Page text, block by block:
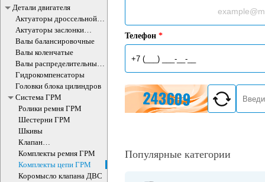
Детали двигателя
Актуаторы дроссельной
заслонки
Актуаторы заслонки
впускного коллектора
Валы балансировочные
Валы коленчатые
Валы распределительные
ДВС
Гидрокомпенсаторы
Головки блока цилиндров
Система ГРМ
Ролики ремня ГРМ
Шестерни ГРМ
Шкивы
Клапан
электромагнитный
изменения фаз ГРМ
Комплекты ремня ГРМ
Комплекты цепи ГРМ
Коромысло клапана ДВС
Телефон *
Популярные категории